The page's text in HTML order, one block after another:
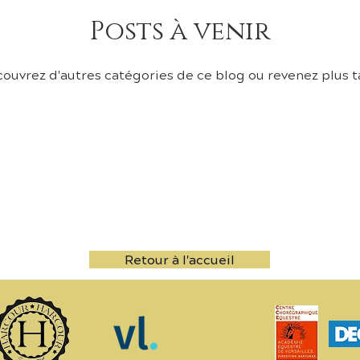
Posts à venir
d'autres catégories de ce blog ou revenez plus
Retour à l'accueil